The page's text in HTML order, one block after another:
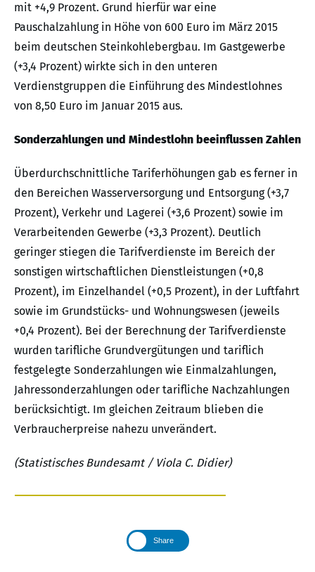
mit +4,9 Prozent. Grund hierfür war eine
Pauschalzahlung in Höhe von 600 Euro im März 2015
beim deutschen Steinkohlebergbau. Im Gastgewerbe
(+3,4 Prozent) wirkte sich in den unteren
Verdienstgruppen die Einführung des Mindestlohnes
von 8,50 Euro im Januar 2015 aus.
Sonderzahlungen und Mindestlohn beeinflussen Zahlen
Überdurchschnittliche Tariferhöhungen gab es ferner in
den Bereichen Wasserversorgung und Entsorgung (+3,7
Prozent), Verkehr und Lagerei (+3,6 Prozent) sowie im
Verarbeitenden Gewerbe (+3,3 Prozent). Deutlich
geringer stiegen die Tarifverdienste im Bereich der
sonstigen wirtschaftlichen Dienstleistungen (+0,8
Prozent), im Einzelhandel (+0,5 Prozent), in der Luftfahrt
sowie im Grundstücks- und Wohnungswesen (jeweils
+0,4 Prozent). Bei der Berechnung der Tarifverdienste
wurden tarifliche Grundvergütungen und tariflich
festgelegte Sonderzahlungen wie Einmalzahlungen,
Jahressonderzahlungen oder tarifliche Nachzahlungen
berücksichtigt. Im gleichen Zeitraum blieben die
Verbraucherpreise nahezu unverändert.
(Statistisches Bundesamt / Viola C. Didier)
Share